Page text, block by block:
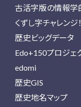
古活字版の情報学
くずし字チャレンジ！
歴史ビッグデータ
Edo+150プロジェ
edomi
歴史GIS
歴史地名マップ